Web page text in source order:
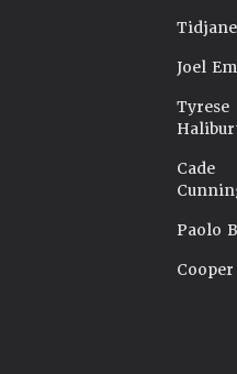
Joel
Tyrese
Cade
Paolo